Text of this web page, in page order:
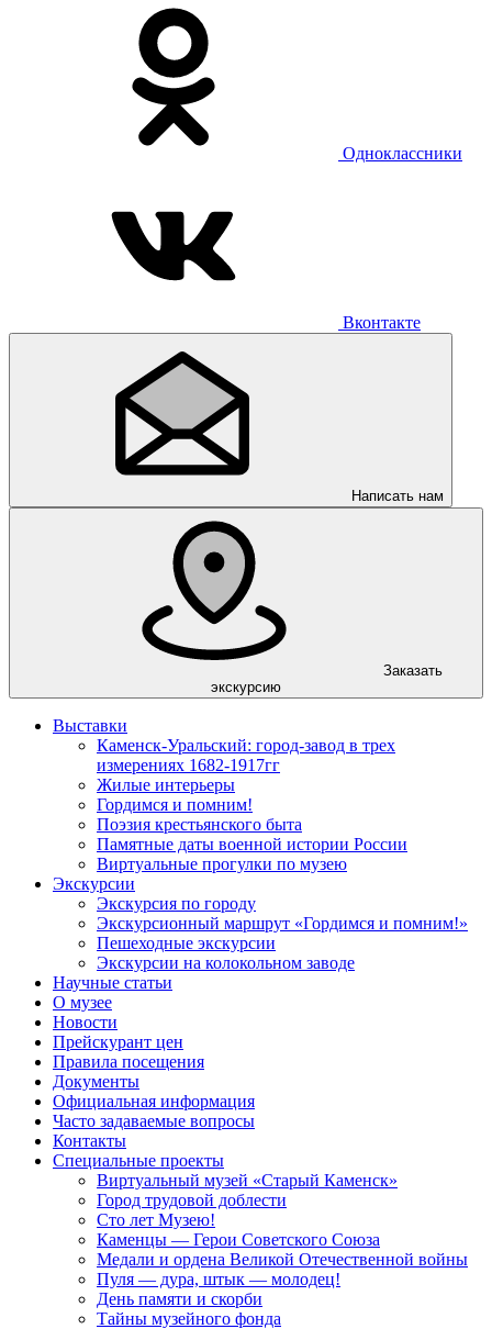
Одноклассники
Вконтакте
Написать нам
Заказать
экскурсию
Выставки
Каменск-Уральский: город-завод в трех
измерениях 1682-1917гг
Жилые интерьеры
Гордимся и помним!
Поэзия крестьянского быта
Памятные даты военной истории России
Виртуальные прогулки по музею
Экскурсии
Экскурсия по городу
Экскурсионный маршрут «Гордимся и помним!»
Пешеходные экскурсии
Экскурсии на колокольном заводе
Научные статьи
О музее
Новости
Прейскурант цен
Правила посещения
Документы
Официальная информация
Часто задаваемые вопросы
Контакты
Специальные проекты
Виртуальный музей «Старый Каменск»
Город трудовой доблести
Сто лет Музею!
Каменцы — Герои Советского Союза
Медали и ордена Великой Отечественной войны
Пуля — дура, штык — молодец!
День памяти и скорби
Тайны музейного фонда